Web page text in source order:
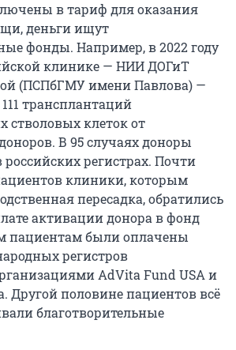
в тариф для оказания
деньги ищут
фонды. Например, в 2022 году
клинике — НИИ ДОГиТ
(ПСПбГМУ имени Павлова) —
трансплантаций
стволовых клеток от
В 95 случаях доноры
регистрах. Почти
клиники, которым
пересадка, обратились
активации донора в фонд
пациентам были оплачены
регистров
AdVita Fund USA и
Другой половине пациентов всё
благотворительные